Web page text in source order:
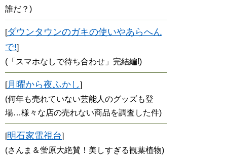
誰だ？)
[ダウンタウンのガキの使いやあらへん
で!]
(「スマホなしで待ち合わせ」完結編!)
[月曜から夜ふかし]
(何年も売れていない芸能人のグッズも登
場…様々な店の売れない商品を調査した件)
[明石家電視台]
(さんま＆蛍原大絶賛！美しすぎる観葉植物)